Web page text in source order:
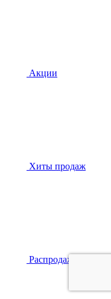
Акции
Хиты продаж
Распродажа